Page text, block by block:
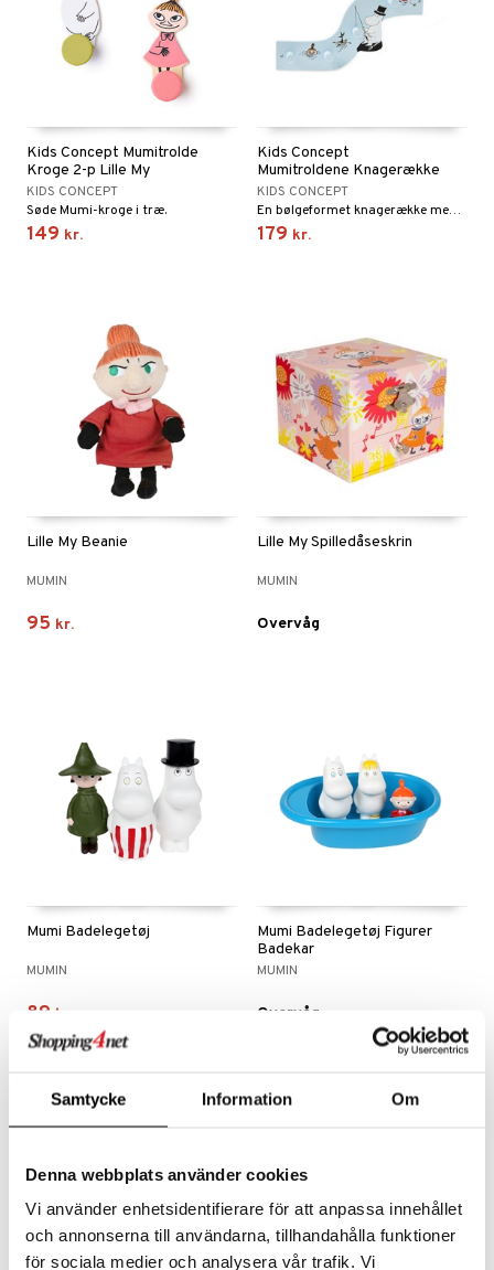
Samtycke Information Om
Denna webbplats använder cookies
Vi använder enhetsidentifierare för att anpassa innehållet
och annonserna till användarna, tillhandahålla funktioner
för sociala medier och analysera vår trafik. Vi
Kids Concept Mumitrolde
Kroge 2-p Lille My
KIDS CONCEPT
Søde Mumi-kroge i træ.
149 kr.
Kids Concept
Mumitroldene Knagerække
KIDS CONCEPT
En bølgeformet knagerække med Mumi!
179 kr.
Lille My Beanie
MUMIN
95 kr.
Lille My Spilledåseskrin
MUMIN
Overvåg
Mumi Badelegetøj
MUMIN
89 kr.
Mumi Badelegetøj Figurer
Badekar
MUMIN
Overvåg